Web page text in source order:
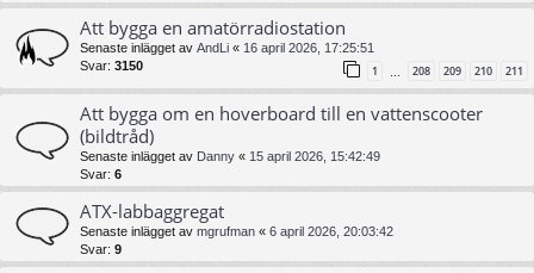
Att bygga en amatörradiostation
Senaste inlägget av AndLi « 16 april 2026, 17:25:51
Svar: 3150 1 … 208 209 210 211
Att bygga om en hoverboard till en vattenscooter
(bildtråd)
Senaste inlägget av Danny « 15 april 2026, 15:42:49
Svar: 6
ATX-labbaggregat
Senaste inlägget av mgrufman « 6 april 2026, 20:03:42
Svar: 9